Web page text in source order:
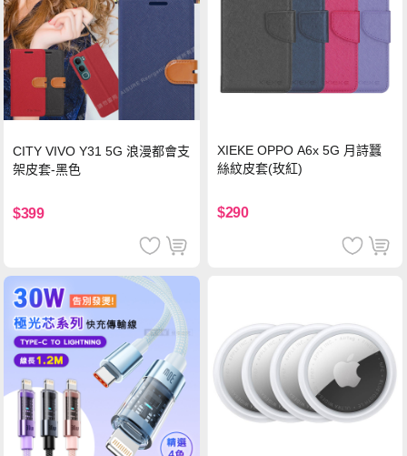
CITY VIVO Y31 5G 浪漫都會支
架皮套-黑色
$399
XIEKE OPPO A6x 5G 月詩蠶
絲紋皮套(玫紅)
$290